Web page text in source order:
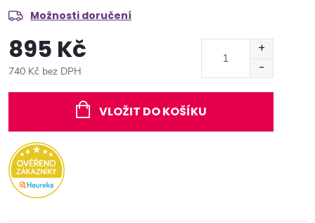
Možnosti doručení
895 Kč
740 Kč bez DPH
VLOŽIT DO KOŠÍKU